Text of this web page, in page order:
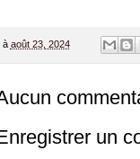
à août 23, 2024
un